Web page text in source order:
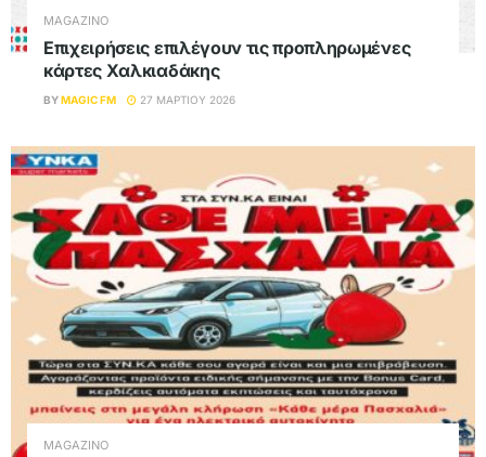
MAGAZINO
Επιχειρήσεις επιλέγουν τις προπληρωμένες
κάρτες Χαλκιαδάκης
BYMAGIC FM 27 ΜΑΡΤΊΟΥ 2026
MAGAZINO